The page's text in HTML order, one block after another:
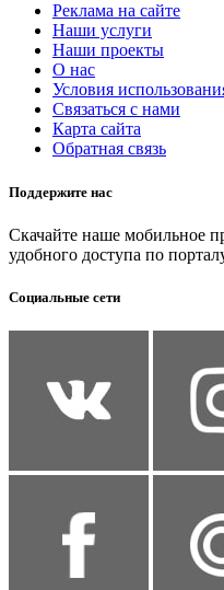
Реклама на сайте
Наши услуги
Наши проекты
О нас
Условия
Связаться с нами
Карта сайта
Обратная связь
Поддержите нас
Скачайте наше мобильное
удобного доступа по
Социальные сети